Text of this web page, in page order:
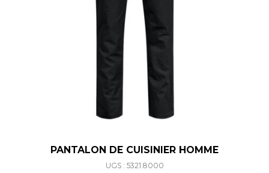
PANTALON DE CUISINIER HOMME
UGS : 5321.8000